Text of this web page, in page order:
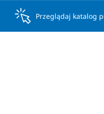
Przeglądaj katalog